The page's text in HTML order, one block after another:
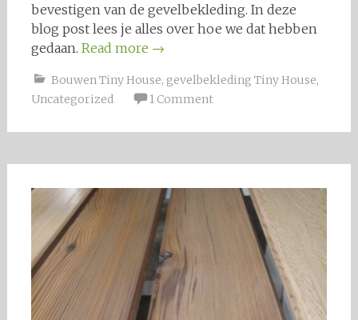
bevestigen van de gevelbekleding. In deze
blog post lees je alles over hoe we dat hebben
gedaan. Read more →
Bouwen Tiny House, gevelbekleding Tiny House,
Uncategorized
1 Comment